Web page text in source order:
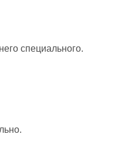
специального.